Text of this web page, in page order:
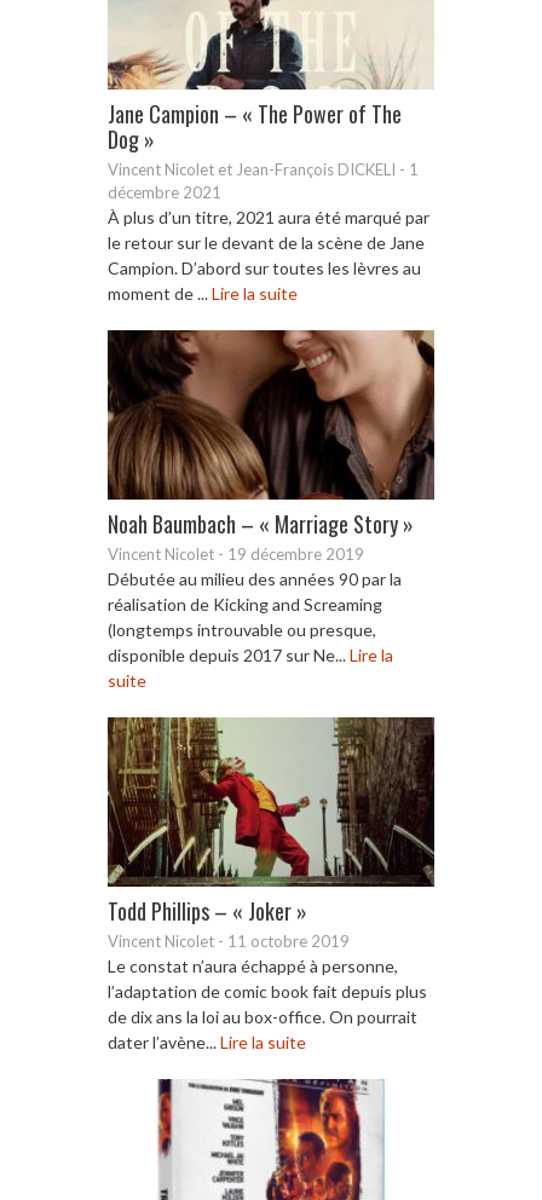
Jane Campion – « The Power of The
Dog »
Vincent Nicolet et Jean-François DICKELI - 1
décembre 2021
À plus d’un titre, 2021 aura été marqué par
le retour sur le devant de la scène de Jane
Campion. D’abord sur toutes les lèvres au
moment de ...Lire la suite
Noah Baumbach – « Marriage Story »
Vincent Nicolet - 19 décembre 2019
Débutée au milieu des années 90 par la
réalisation de Kicking and Screaming
(longtemps introuvable ou presque,
disponible depuis 2017 sur Ne...Lire la
suite
Todd Phillips – « Joker »
Vincent Nicolet - 11 octobre 2019
Le constat n’aura échappé à personne,
l’adaptation de comic book fait depuis plus
de dix ans la loi au box-office. On pourrait
dater l’avène...Lire la suite